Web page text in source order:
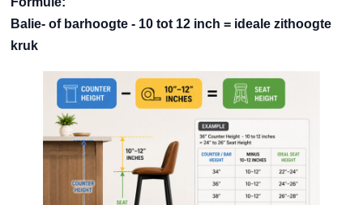
Balie- of barhoogte - 10 tot 12 inch = ideale zithoogte
kruk